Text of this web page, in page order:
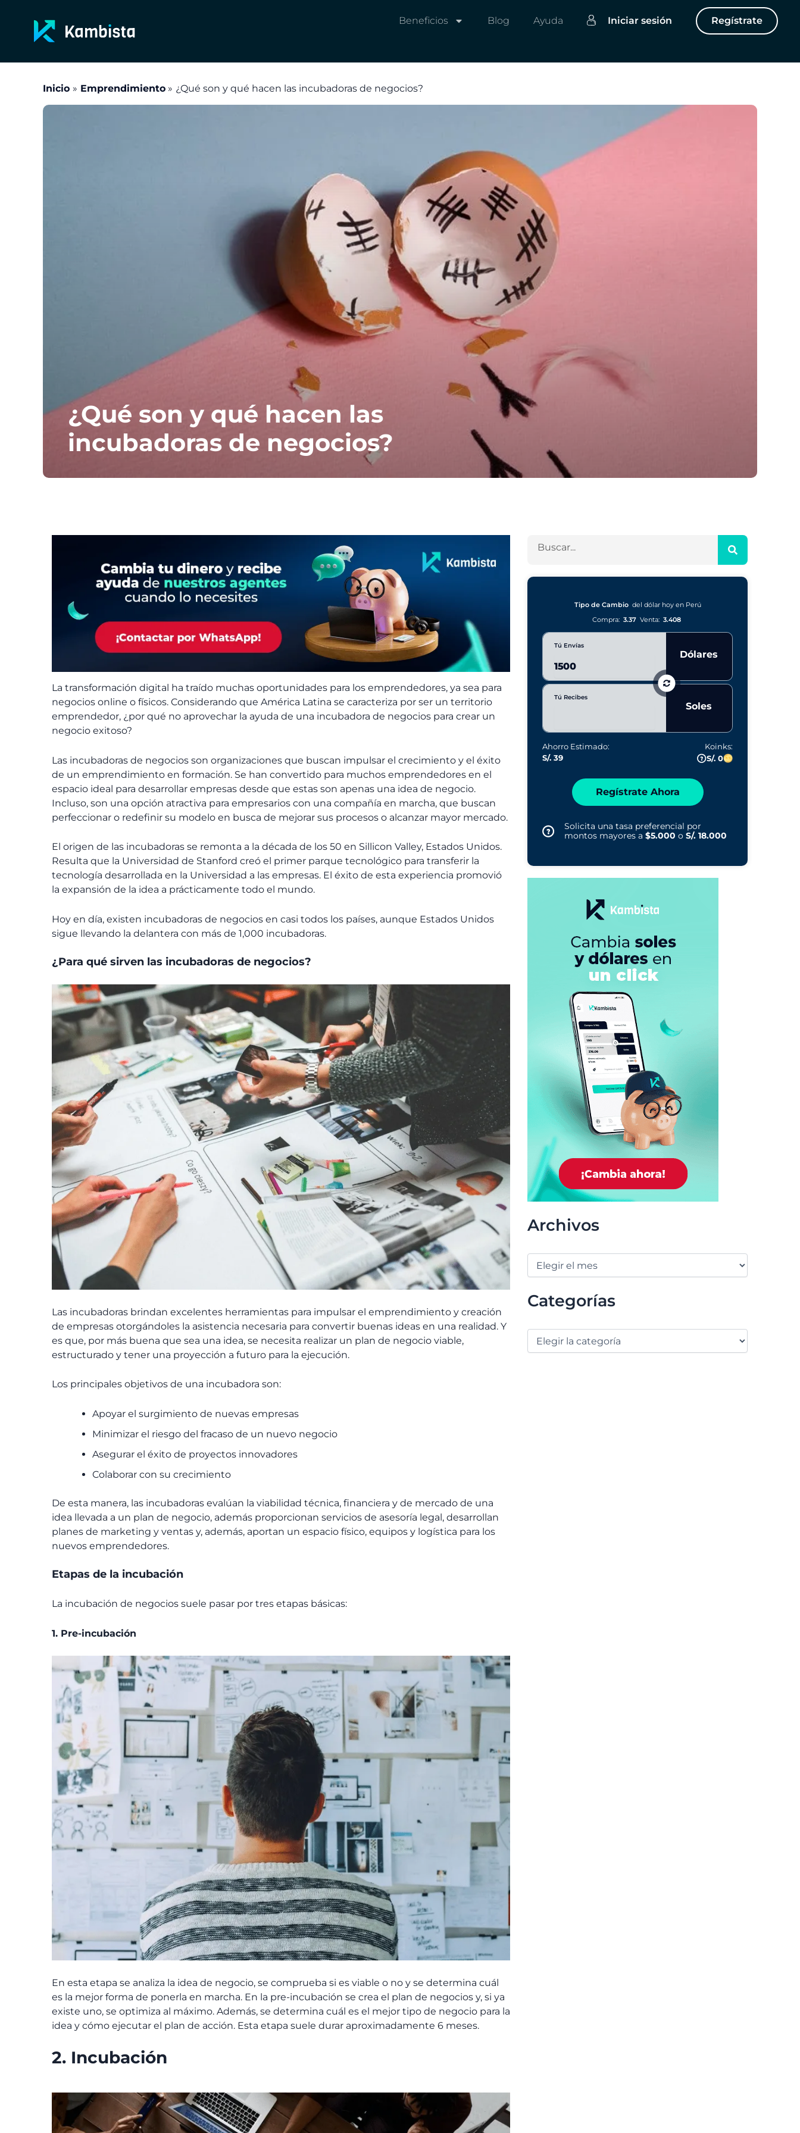
contenido
Beneficios Blog Ayuda Iniciar sesión Regístrate
Inicio Emprendimiento ¿Qué son y qué hacen las incubadoras de negocios?
¿Qué son y qué hacen las
incubadoras de negocios?
La transformación digital ha traído muchas oportunidades para los emprendedores, ya sea para
negocios online o físicos. Considerando que América Latina se caracteriza por ser un territorio
emprendedor, ¿por qué no aprovechar la ayuda de una incubadora de negocios para crear un
negocio exitoso?
Las incubadoras de negocios son organizaciones que buscan impulsar el crecimiento y el éxito
de un emprendimiento en formación. Se han convertido para muchos emprendedores en el
espacio ideal para desarrollar empresas desde que estas son apenas una idea de negocio.
Incluso, son una opción atractiva para empresarios con una compañía en marcha, que buscan
perfeccionar o redefinir su modelo en busca de mejorar sus procesos o alcanzar mayor mercado.
El origen de las incubadoras se remonta a la década de los 50 en Sillicon Valley, Estados Unidos.
Resulta que la Universidad de Stanford creó el primer parque tecnológico para transferir la
tecnología desarrollada en la Universidad a las empresas. El éxito de esta experiencia promovió
la expansión de la idea a prácticamente todo el mundo.
Hoy en día, existen incubadoras de negocios en casi todos los países, aunque Estados Unidos
sigue llevando la delantera con más de 1,000 incubadoras.
¿Para qué sirven las incubadoras de negocios?
Las incubadoras brindan excelentes herramientas para impulsar el emprendimiento y creación
de empresas otorgándoles la asistencia necesaria para convertir buenas ideas en una realidad. Y
es que, por más buena que sea una idea, se necesita realizar un plan de negocio viable,
estructurado y tener una proyección a futuro para la ejecución.
Los principales objetivos de una incubadora son:
Apoyar el surgimiento de nuevas empresas
Minimizar el riesgo del fracaso de un nuevo negocio
Asegurar el éxito de proyectos innovadores
Colaborar con su crecimiento
De esta manera, las incubadoras evalúan la viabilidad técnica, financiera y de mercado de una
idea llevada a un plan de negocio, además proporcionan servicios de asesoría legal, desarrollan
planes de marketing y ventas y, además, aportan un espacio físico, equipos y logística para los
nuevos emprendedores.
Etapas de la incubación
La incubación de negocios suele pasar por tres etapas básicas:
1. Pre-incubación
En esta etapa se analiza la idea de negocio, se comprueba si es viable o no y se determina cuál
es la mejor forma de ponerla en marcha. En la pre-incubación se crea el plan de negocios y, si ya
existe uno, se optimiza al máximo. Además, se determina cuál es el mejor tipo de negocio para la
idea y cómo ejecutar el plan de acción. Esta etapa suele durar aproximadamente 6 meses.
2. Incubación
c
Tipo de Cambio del dólar hoy en Perú
Compra: 3.37 Venta: 3.408
Tú Envías
Dólares
Tú Recibes
Soles
Ahorro Estimado:
S/. 39
Koinks:
S/. 0
Regístrate Ahora
Solicita una tasa preferencial por
montos mayores a $5.000 o S/. 18.000
Archivos
s
Categorías
í